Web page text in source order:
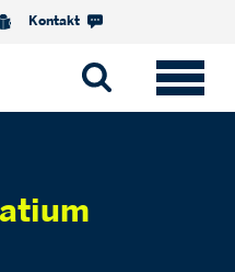
Kontakt